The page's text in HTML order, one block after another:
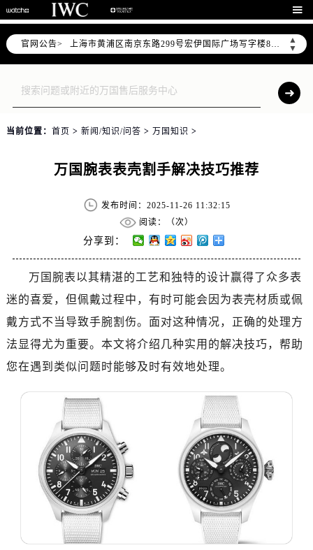

官网公告>
▲
▼
上海市黄浦区南京东路299号宏伊国际广场写字楼8层806室（需提前预约）
上海市黄浦区南京东路299号宏伊国际广场写字楼8层806室万国售后服务中心（需提前预约）
上海市徐汇区虹桥路3号港汇中心2座37层3705室万国售后服务中心（需提前预约）
节假日正常营业！
当前位置： 首页 > 新闻/知识/问答 > 万国知识 >
万国腕表表壳割手解决技巧推荐
发布时间：2025-11-26 11:32:15
阅读：（次）
分享到：
万国腕表以其精湛的工艺和独特的设计赢得了众多表
迷的喜爱，但佩戴过程中，有时可能会因为表壳材质或佩
戴方式不当导致手腕割伤。面对这种情况，正确的处理方
法显得尤为重要。本文将介绍几种实用的解决技巧，帮助
您在遇到类似问题时能够及时有效地处理。